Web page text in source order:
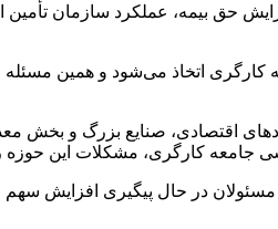
حق بیمه، عملکرد سازمان تأمین
کارگری اتخاذ می‌شود و همین
اقتصادی، صنایع بزرگ و بخش
کارگری، مشکلات این حوزه را
در حال پیگیری افزایش سهم